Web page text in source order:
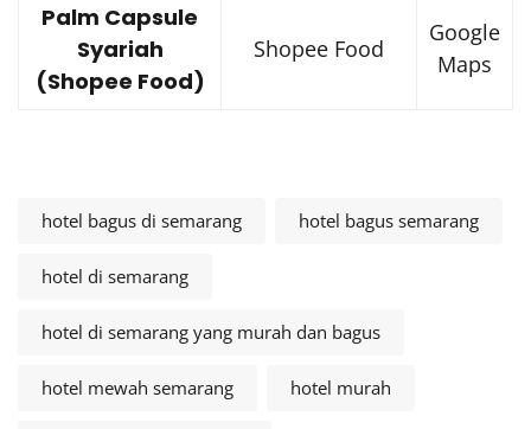
Palm Capsule
Syariah
(Shopee Food)
Shopee Food
Google
Maps
hotel bagus di semarang hotel bagus semarang
hotel di semarang
hotel di semarang yang murah dan bagus
hotel mewah semarang hotel murah